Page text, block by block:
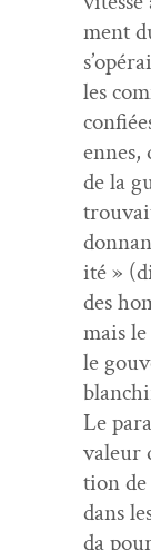
ment
les
de la
ité »
des
mais
le
Le
valeur
tion de
dans
da